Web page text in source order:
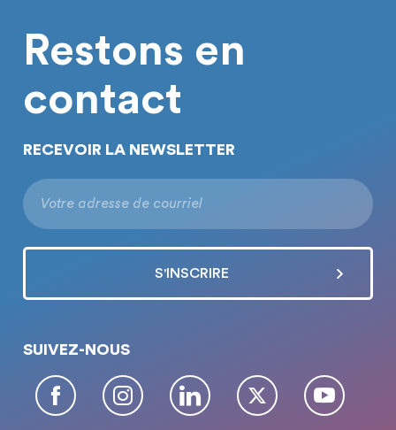
Restons en
contact
RECEVOIR LA NEWSLETTER
SUIVEZ-NOUS